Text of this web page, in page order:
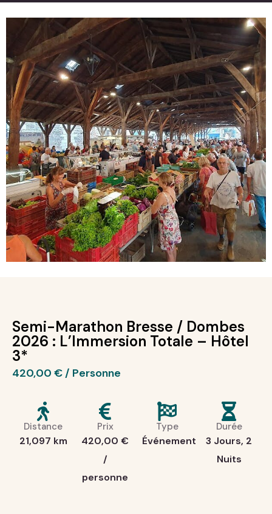
Semi-Marathon Bresse / Dombes
2026 : L’Immersion Totale – Hôtel
3*
420,00 €
Distance
21,097 km
Prix
420,00 €
/
personne
Type
Événement
Durée
3 Jours, 2
Nuits